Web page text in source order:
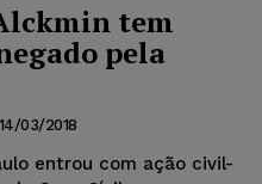
tem
pela
14/03/2018
entrou com ação civil-